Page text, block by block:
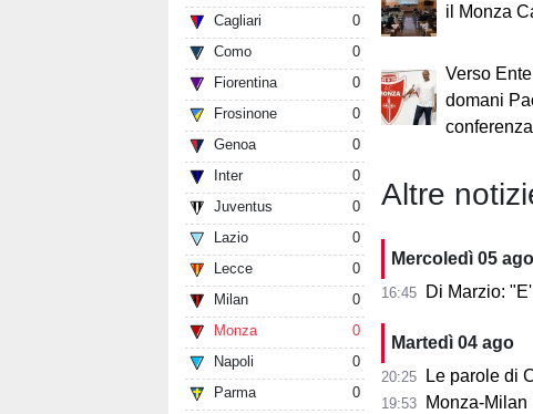
Cagliari
0
Como
0
Fiorentina
0
Frosinone
0
Genoa
0
Inter
0
Juventus
0
Lazio
0
Lecce
0
Milan
0
Monza
0
Napoli
0
Parma
0
il Monza
Verso
domani
conferenza
Altre
Mercoledì 05 ago
16:45 Di Marzio:
Martedì 04 ago
20:25 Le parole di
19:53 Monza-